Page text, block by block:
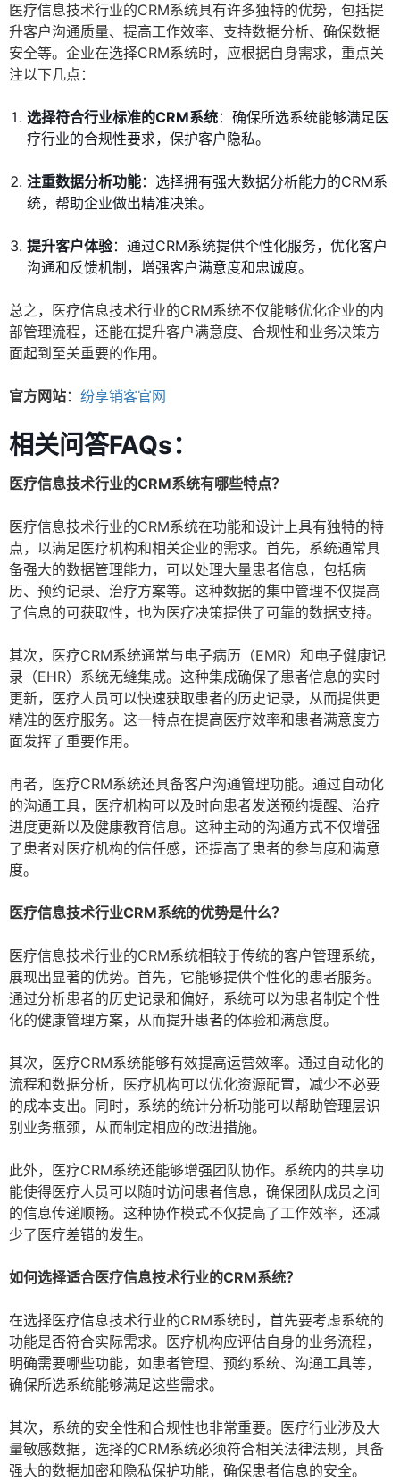
医疗信息技术行业的CRM系统具有许多独特的优势，包括提
升客户沟通质量、提高工作效率、支持数据分析、确保数据
安全等。企业在选择CRM系统时，应根据自身需求，重点关
注以下几点：
选择符合行业标准的CRM系统：确保所选系统能够满足医
疗行业的合规性要求，保护客户隐私。
注重数据分析功能：选择拥有强大数据分析能力的CRM系
统，帮助企业做出精准决策。
提升客户体验：通过CRM系统提供个性化服务，优化客户
沟通和反馈机制，增强客户满意度和忠诚度。
总之，医疗信息技术行业的CRM系统不仅能够优化企业的内
部管理流程，还能在提升客户满意度、合规性和业务决策方
面起到至关重要的作用。
官方网站： 纷享销客官网
相关问答FAQs：
医疗信息技术行业的CRM系统有哪些特点？
医疗信息技术行业的CRM系统在功能和设计上具有独特的特
点，以满足医疗机构和相关企业的需求。首先，系统通常具
备强大的数据管理能力，可以处理大量患者信息，包括病
历、预约记录、治疗方案等。这种数据的集中管理不仅提高
了信息的可获取性，也为医疗决策提供了可靠的数据支持。
其次，医疗CRM系统通常与电子病历（EMR）和电子健康记
录（EHR）系统无缝集成。这种集成确保了患者信息的实时
更新，医疗人员可以快速获取患者的历史记录，从而提供更
精准的医疗服务。这一特点在提高医疗效率和患者满意度方
面发挥了重要作用。
再者，医疗CRM系统还具备客户沟通管理功能。通过自动化
的沟通工具，医疗机构可以及时向患者发送预约提醒、治疗
进度更新以及健康教育信息。这种主动的沟通方式不仅增强
了患者对医疗机构的信任感，还提高了患者的参与度和满意
度。
医疗信息技术行业CRM系统的优势是什么？
医疗信息技术行业的CRM系统相较于传统的客户管理系统，
展现出显著的优势。首先，它能够提供个性化的患者服务。
通过分析患者的历史记录和偏好，系统可以为患者制定个性
化的健康管理方案，从而提升患者的体验和满意度。
其次，医疗CRM系统能够有效提高运营效率。通过自动化的
流程和数据分析，医疗机构可以优化资源配置，减少不必要
的成本支出。同时，系统的统计分析功能可以帮助管理层识
别业务瓶颈，从而制定相应的改进措施。
此外，医疗CRM系统还能够增强团队协作。系统内的共享功
能使得医疗人员可以随时访问患者信息，确保团队成员之间
的信息传递顺畅。这种协作模式不仅提高了工作效率，还减
少了医疗差错的发生。
如何选择适合医疗信息技术行业的CRM系统？
在选择医疗信息技术行业的CRM系统时，首先要考虑系统的
功能是否符合实际需求。医疗机构应评估自身的业务流程，
明确需要哪些功能，如患者管理、预约系统、沟通工具等，
确保所选系统能够满足这些需求。
其次，系统的安全性和合规性也非常重要。医疗行业涉及大
量敏感数据，选择的CRM系统必须符合相关法律法规，具备
强大的数据加密和隐私保护功能，确保患者信息的安全。